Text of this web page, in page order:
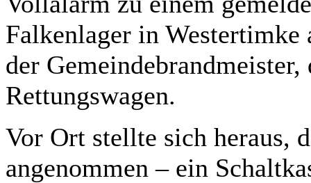
Falkenlager in
der
Rettungswagen.
Vor Ort stellte sich heraus,
angenommen – ein